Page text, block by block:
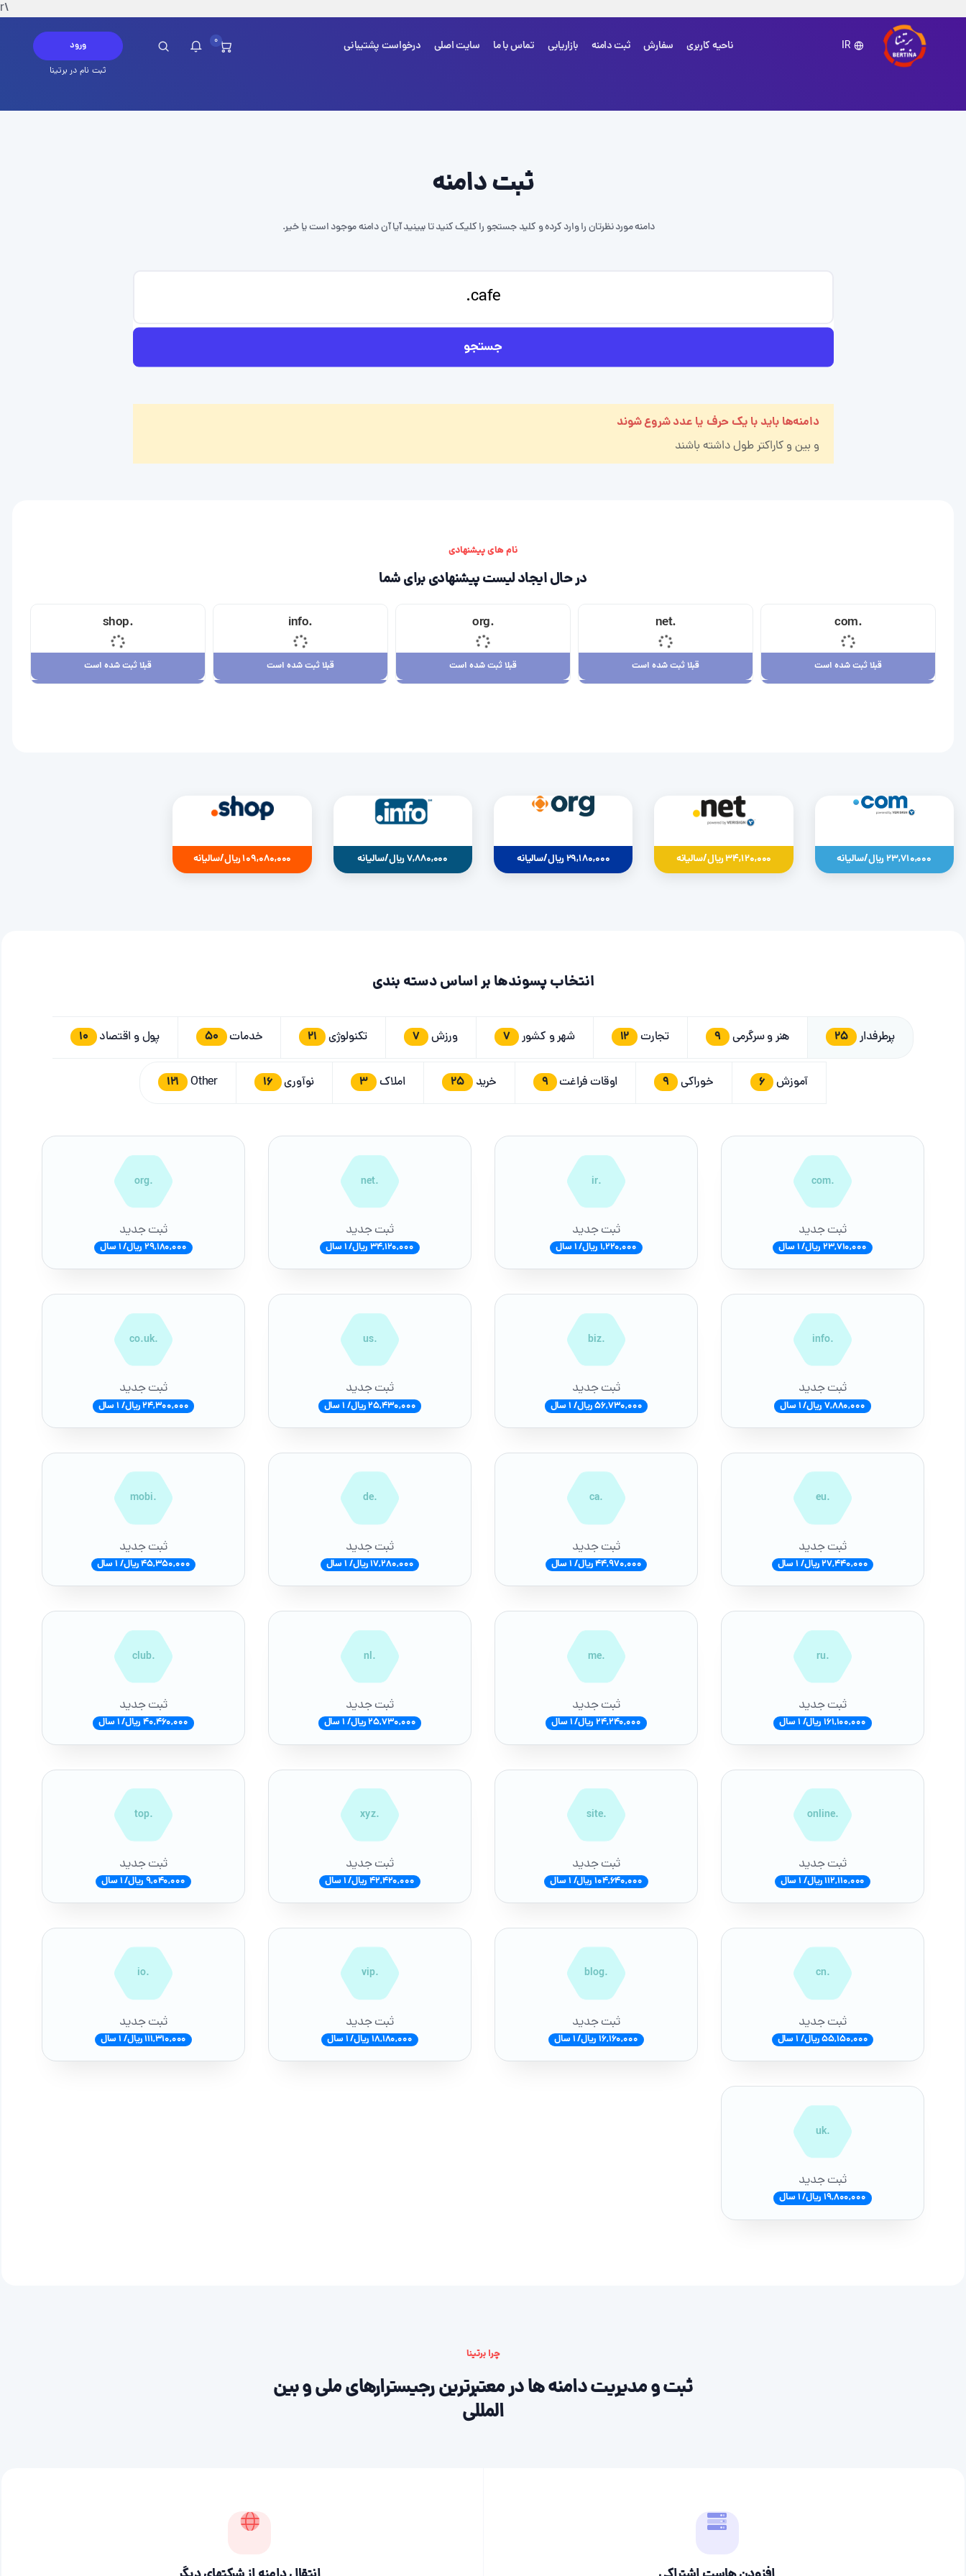
\r
IR ناحیه کاربری سفارش ثبت دامنه بازاریابی تماس با ما سایت اصلی درخواست پشتیبانی 0 ورود
ثبت نام در برتینا
ثبت دامنه
دامنه مورد نظرتان را وارد کرده و کلید جستجو را کلیک کنید تا ببینید آیا آن دامنه موجود است یا خیر.
جستجو
دامنه‌ها باید با یک حرف یا عدد شروع شوند
و بین وکاراکتر طول داشته باشند
نام های پیشنهادی
در حال ایجاد لیست پیشنهادی برای شما
.com
قبلا ثبت شده است
.net
قبلا ثبت شده است
.org
قبلا ثبت شده است
.info
قبلا ثبت شده است
.shop
قبلا ثبت شده است
23,710,000 ریال/سالیانه 34,120,000 ریال/سالیانه 29,180,000 ریال/سالیانه 7,880,000 ریال/سالیانه 109,080,000 ریال/سالیانه
انتخاب پسوندها بر اساس دسته بندی
پرطرفدار 25 هنر و سرگرمی 9 تجارت 12 شهر و کشور 7 ورزش 7 تکنولوژی 21 خدمات 50 پول و اقتصاد 10
آموزش 6 خوراکی 9 اوقات فراغت 9 خرید 25 املاک 3 نوآوری 16
Other
121
.com
ثبت جدید
23,710,000 ریال/ 1 سال
.ir
ثبت جدید
1,220,000 ریال/ 1 سال
.net
ثبت جدید
34,120,000 ریال/ 1 سال
.org
ثبت جدید
29,180,000 ریال/ 1 سال
.info
ثبت جدید
7,880,000 ریال/ 1 سال
.biz
ثبت جدید
56,730,000 ریال/ 1 سال
.us
ثبت جدید
25,430,000 ریال/ 1 سال
.co.uk
ثبت جدید
24,300,000 ریال/ 1 سال
.eu
ثبت جدید
27,440,000 ریال/ 1 سال
.ca
ثبت جدید
44,970,000 ریال/ 1 سال
.de
ثبت جدید
17,280,000 ریال/ 1 سال
.mobi
ثبت جدید
45,350,000 ریال/ 1 سال
.ru
ثبت جدید
161,100,000 ریال/ 1 سال
.me
ثبت جدید
24,240,000 ریال/ 1 سال
.nl
ثبت جدید
25,730,000 ریال/ 1 سال
.club
ثبت جدید
40,460,000 ریال/ 1 سال
.online
ثبت جدید
112,110,000 ریال/ 1 سال
.site
ثبت جدید
104,640,000 ریال/ 1 سال
.xyz
ثبت جدید
42,420,000 ریال/ 1 سال
.top
ثبت جدید
9,040,000 ریال/ 1 سال
.cn
ثبت جدید
55,150,000 ریال/ 1 سال
.blog
ثبت جدید
16,160,000 ریال/ 1 سال
.vip
ثبت جدید
18,180,000 ریال/ 1 سال
.io
ثبت جدید
111,310,000 ریال/ 1 سال
.uk
ثبت جدید
19,800,000 ریال/ 1 سال
چرا برتینا
ثبت و مدیریت دامنه ها در معتبرترین رجیسترارهای ملی و بین
المللی